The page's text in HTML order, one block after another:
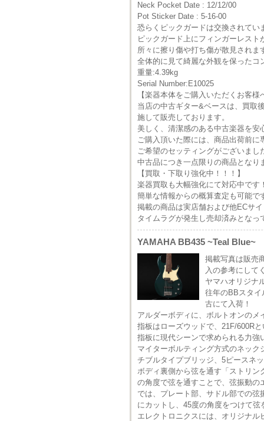
Neck Pocket Date : 12/12/00
Pot Sticker Date : 5-16-00
恐らくピックガードは交換されてい
ピックガード上にフィンガーレスト
所々に擦り傷や打ち傷が散見され
全体的に見て綺麗な外観を保ったコ
重量:4.39kg
Serial Number:E10025
【楽器本体をご購入いただくお客様
当店の中古ギター&ベースは、買取
施して販売しております。
美しく、清潔感のある中古楽器を
ご購入頂いた際には、商品出荷前
ご希望のセッティングがございま
中古品につき一点限りの商品とな
【買取・下取り強化中！！！】
楽器買取も大幅強化にて対応中で
簡単な情報からの概算査定も可能
掲載の商品は実店舗および他ECサ
タイムラグが発生し売却済みとな
YAMAHA BB435 ~Teal Blue~
掲載写真は販売
入の参考にして
ヤマハオリジナ
往年のBBスタイ
古にて入荷！
アルダーボディに、ボルトオンの
指板はローズウッドで、21F/600R
指板に現代シーンで求められる力強
マイターボルティング方式のネッ
チブルタイプブリッジ、5ピースネ
ボディ裏側から弦を通す「ストリ
の角度で弦を通すことで、弦振動
では、プレート部、サドル部での
にカットし、45度の角度をつけて
エレクトロニクスには、オリジナ